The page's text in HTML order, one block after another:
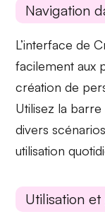
Navigation
L’interface de
facilement aux
création de
Utilisez la barre
divers
utilisation
Utilisation